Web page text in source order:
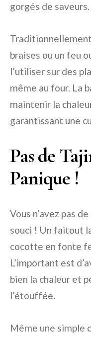
gorgés de saveurs.
braises ou un feu
l’utiliser sur des
même au four. La
maintenir la
garantissant une
Pas de
Panique !
Vous n’avez pas
souci ! Un faitout
cocotte en fonte
L’important est
bien la chaleur et
l’étouffée.
Même une simple